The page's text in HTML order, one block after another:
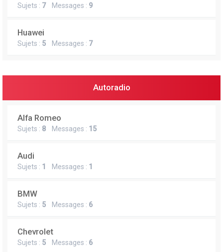
Sujets : 7Messages : 9
Huawei
Sujets : 5 Messages : 7
Autoradio
Alfa Romeo
Sujets : 8 Messages : 15
Audi
Sujets : 1 Messages : 1
BMW
Sujets : 5 Messages : 6
Chevrolet
Sujets : 5 Messages : 6